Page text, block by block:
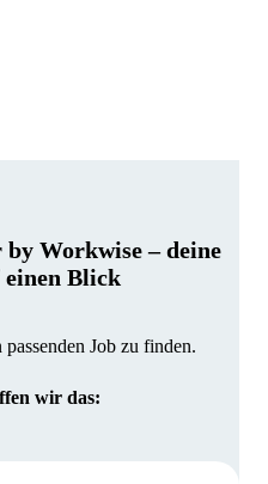
Workwise – deine
Blick
Job zu finden.
wir das: